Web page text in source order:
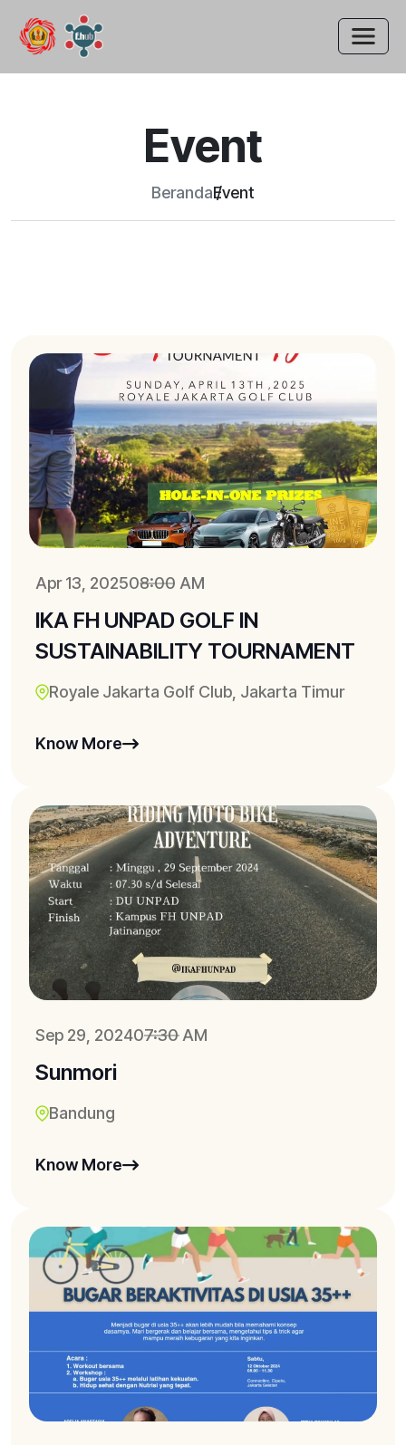
Event
BerandaEvent
Apr 13, 202508:00 AM
IKA FH UNPAD GOLF IN
SUSTAINABILITY TOURNAMENT
Royale Jakarta Golf Club, Jakarta Timur
Know More
Sep 29, 202407:30 AM
Sunmori
Bandung
Know More